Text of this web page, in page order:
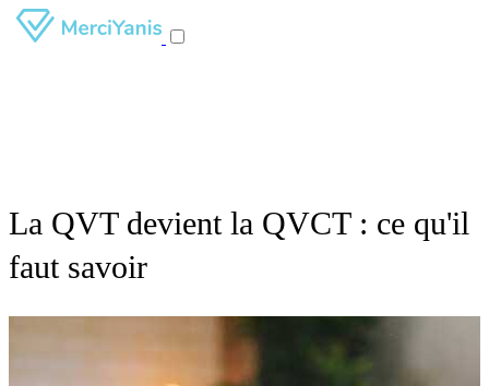
La QVT devient la QVCT : ce qu'il
faut savoir